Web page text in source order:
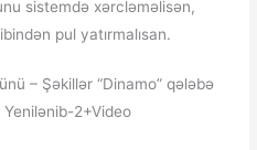
sistemdə xərcləməlisən,
pul yatırmalısan.
– Şəkillər “Dinamo” qələbə
2+Video